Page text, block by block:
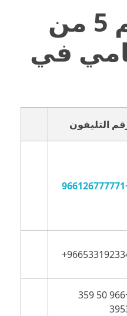
قائمة تضم 5 من
في
التليفون
+966 50 359